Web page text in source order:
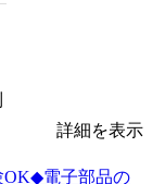
詳細を表示